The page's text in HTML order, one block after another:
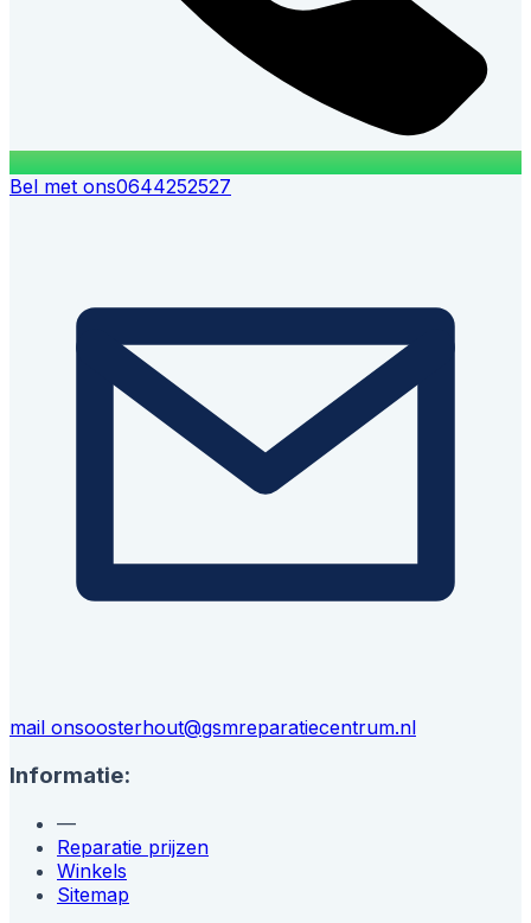
Bel met ons0644252527
mail onsoosterhout@gsmreparatiecentrum.nl
Informatie:
—
Reparatie prijzen
Winkels
Sitemap